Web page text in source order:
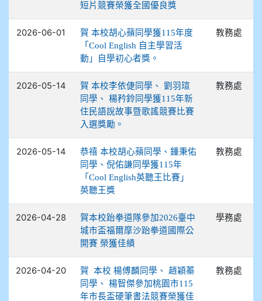
短片競賽榮獲全國優良獎
2026-06-01
賀 本校胡心蘋同學獲115年度
「Cool English 自主學習活
動」自學初心者獎。
教務處
2026-05-14
賀 本校李依倢同學、 劉羽瑄
同學、 楊矜鈴同學獲115年新
住民語說故事暨歌謠競賽比賽
入選獎勵。
教務處
2026-05-14
恭禧 本校胡心蘋同學、鍾秉佑
同學、倪佑謙同學獲115年
「Cool English英聽王比賽」
英聽王獎
教務處
2026-04-28
賀本校跆拳道隊參加2026臺中
城市盃福爾摩沙跆拳道國際公
開賽 榮獲佳績
學務處
2026-04-20
賀 本校 楊傅麟同學、 趙穎蓁
同學、 楊智傑參加桃園市115
年市長盃硬筆書法競賽榮獲佳
教務處